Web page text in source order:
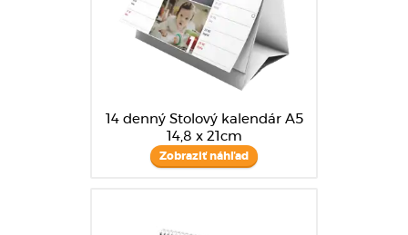
14 denný Stolový kalendár A5
14,8 x 21cm
Zobraziť náhľad